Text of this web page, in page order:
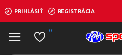
PRIHLÁSIŤ REGISTRÁCIA
0